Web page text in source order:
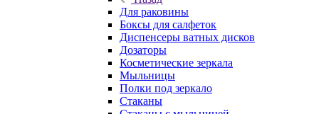
Для раковины
Боксы для салфеток
Диспенсеры ватных дисков
Дозаторы
Косметические зеркала
Мыльницы
Полки под зеркало
Стаканы